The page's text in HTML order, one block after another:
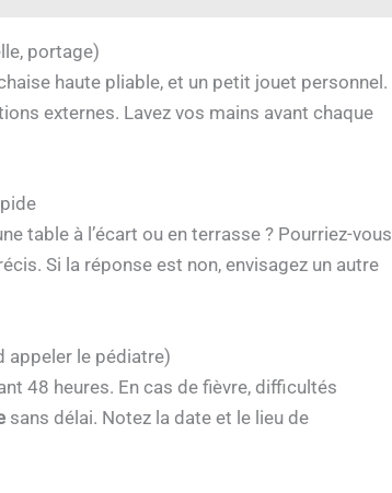
portage)
haute pliable, et un petit jouet personnel.
externes. Lavez vos mains avant chaque
table à l’écart ou en terrasse ? Pourriez-vous
Si la réponse est non, envisagez un autre
appeler le pédiatre)
48 heures. En cas de fièvre, difficultés
sans délai. Notez la date et le lieu de